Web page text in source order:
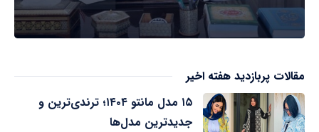
مقالات پربازدید هفته اخیر
۱۵ مدل مانتو ۱۴۰۴؛ ترندی‌ترین و
جدیدترین مدل‌ها